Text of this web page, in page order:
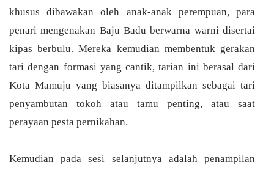
khusus dibawakan oleh anak-anak perempuan, para
penari mengenakan Baju Badu berwarna warni disertai
kipas berbulu. Mereka kemudian membentuk gerakan
tari dengan formasi yang cantik, tarian ini berasal dari
Kota Mamuju yang biasanya ditampilkan sebagai tari
penyambutan tokoh atau tamu penting, atau saat
perayaan pesta pernikahan.
Kemudian pada sesi selanjutnya adalah penampilan